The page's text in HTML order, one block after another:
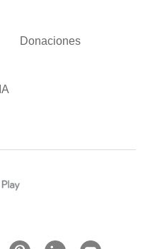
Donaciones